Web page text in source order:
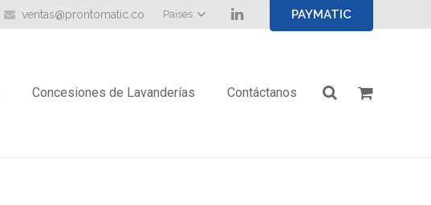
ventas@prontomatic.co Paises PAYMATIC
Concesiones de Lavanderías Contáctanos